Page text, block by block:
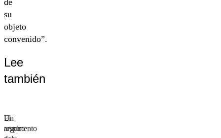
de
su
objeto
convenido”.
Lee
también
El
argumento
Un
respiro